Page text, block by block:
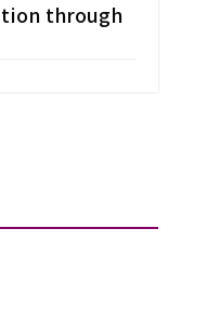
through